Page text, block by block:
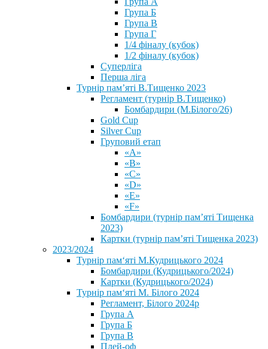
Група Б
Група В
Група Г
1/4 фіналу (кубок)
1/2 фіналу (кубок)
Суперліга
Перша ліга
Турнір пам’яті В.Тищенко 2023
Регламент (турнір В.Тищенко)
Бомбардири (М.Білого/26)
Gold Cup
Silver Cup
Груповий етап
«А»
«В»
«С»
«D»
«Е»
«F»
Бомбардири (турнір пам’яті Тищенка
2023)
Картки (турнір пам’яті Тищенка 2023)
2023/2024
⁨Турнір пам‘яті М.Кудрицького 2024
Бомбардири (Кудрицького/2024)
Картки (Кудрицького/2024)
⁨Турнір пам‘яті М. Білого 2024⁩
Регламент, Білого 2024р
Група А
Група Б
Група В
Плей-оф